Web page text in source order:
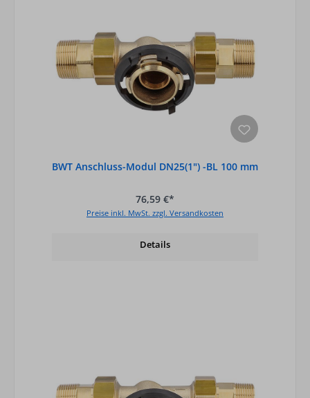
BWT Anschluss-Modul DN25(1") -BL 100 mm
76,59 €*
Preise inkl. MwSt. zzgl. Versandkosten
Details